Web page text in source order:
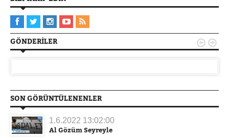
GÖNDERILER  
SON GÖRÜNTÜLENENLER
1.6.2022 13:02:00
Al Gözüm Seyreyle